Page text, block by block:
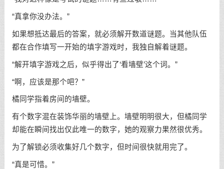
“真拿你没办法。”
如果想抵达最后的答案，就必须解开数道谜题。当其他队伍
都在合作填写一开始的填字游戏时，我独自解着谜题。
“解开填字游戏之后，似乎得出了‘看墙壁’这个词。”
“啊，应该是那个吧？”
橘同学指着房间的墙壁。
有个数字混在装饰华丽的墙壁上。墙壁明明很大，但橘同学
却能在瞬间找出仅此唯一的数字，她的观察力果然很优秀。
为了解锁必须收集好几个数字，但时间很快就用完了。
“真是可惜。”